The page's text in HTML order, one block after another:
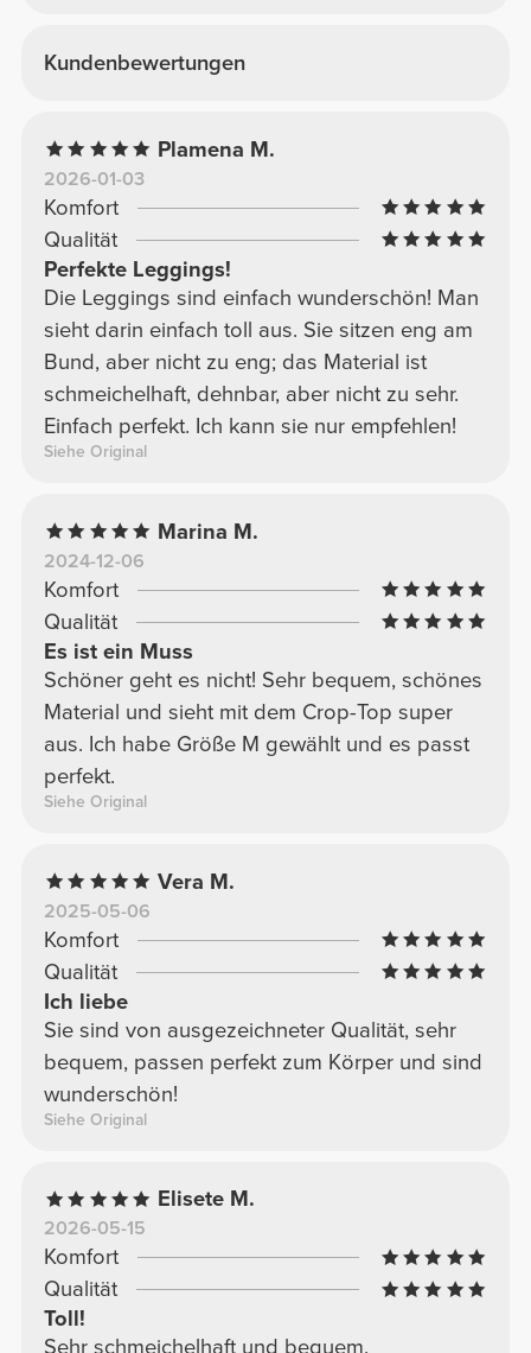
Kundenbewertungen
Plamena M.
2026-01-03
Komfort
Qualität
Perfekte Leggings!
Die Leggings sind einfach wunderschön! Man
sieht darin einfach toll aus. Sie sitzen eng am
Bund, aber nicht zu eng; das Material ist
schmeichelhaft, dehnbar, aber nicht zu sehr.
Einfach perfekt. Ich kann sie nur empfehlen!
Siehe Original
Marina M.
2024-12-06
Komfort
Qualität
Es ist ein Muss
Schöner geht es nicht! Sehr bequem, schönes
Material und sieht mit dem Crop-Top super
aus. Ich habe Größe M gewählt und es passt
perfekt.
Siehe Original
Vera M.
2025-05-06
Komfort
Qualität
Ich liebe
Sie sind von ausgezeichneter Qualität, sehr
bequem, passen perfekt zum Körper und sind
wunderschön!
Siehe Original
Elisete M.
2026-05-15
Komfort
Qualität
Toll!
Sehr schmeichelhaft und bequem.